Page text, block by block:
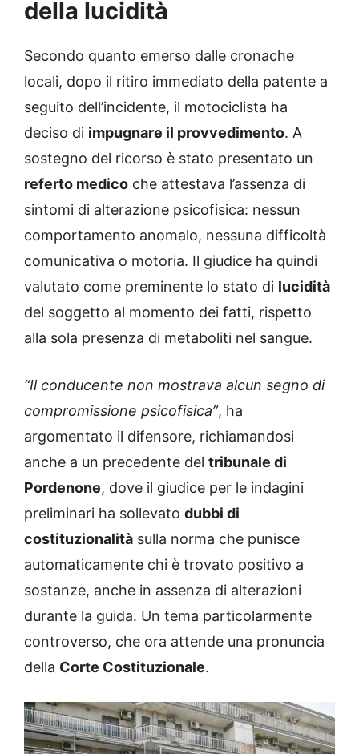
della lucidità
Secondo quanto emerso dalle cronache
locali, dopo il ritiro immediato della patente a
seguito dell’incidente, il motociclista ha
deciso di impugnare il provvedimento. A
sostegno del ricorso è stato presentato un
referto medico che attestava l’assenza di
sintomi di alterazione psicofisica: nessun
comportamento anomalo, nessuna difficoltà
comunicativa o motoria. Il giudice ha quindi
valutato come preminente lo stato di lucidità
del soggetto al momento dei fatti, rispetto
alla sola presenza di metaboliti nel sangue.
“Il conducente non mostrava alcun segno di
compromissione psicofisica”, ha
argomentato il difensore, richiamandosi
anche a un precedente del tribunale di
Pordenone, dove il giudice per le indagini
preliminari ha sollevato dubbi di
costituzionalità sulla norma che punisce
automaticamente chi è trovato positivo a
sostanze, anche in assenza di alterazioni
durante la guida. Un tema particolarmente
controverso, che ora attende una pronuncia
della Corte Costituzionale.